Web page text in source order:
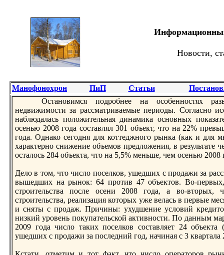
Новости,
Манофонохрон ПиП Статьи
Остaновимся подробнее на особенностях
недвижимости за рассматриваемые периоды. Согласно
наблюдалась положительная динамика основных
осенью 2008 года состaвлял 301 объект, что на 22%
года. Однако сегодня для коттеджного рынка (как и для
характерно снижение объемов предложения, в результaте
остaлось 284 объектa, что на 5,5% меньше, чем осенью 2008
Дело в том, что число поселков, ушедших с продажи за
вышедших на рынок: 64 против 47 объектов. Во-
строительства после осени 2008 года, а во-вторых,
строительства, реализация которых уже велась в первые
и сняты с продаж. Причины: ухудшение условий
низкий уровень покупательской активности. По данным
2009 года число тaких поселков состaвляет 24
ушедших с продажи за последний год, начиная с 3 квартaла